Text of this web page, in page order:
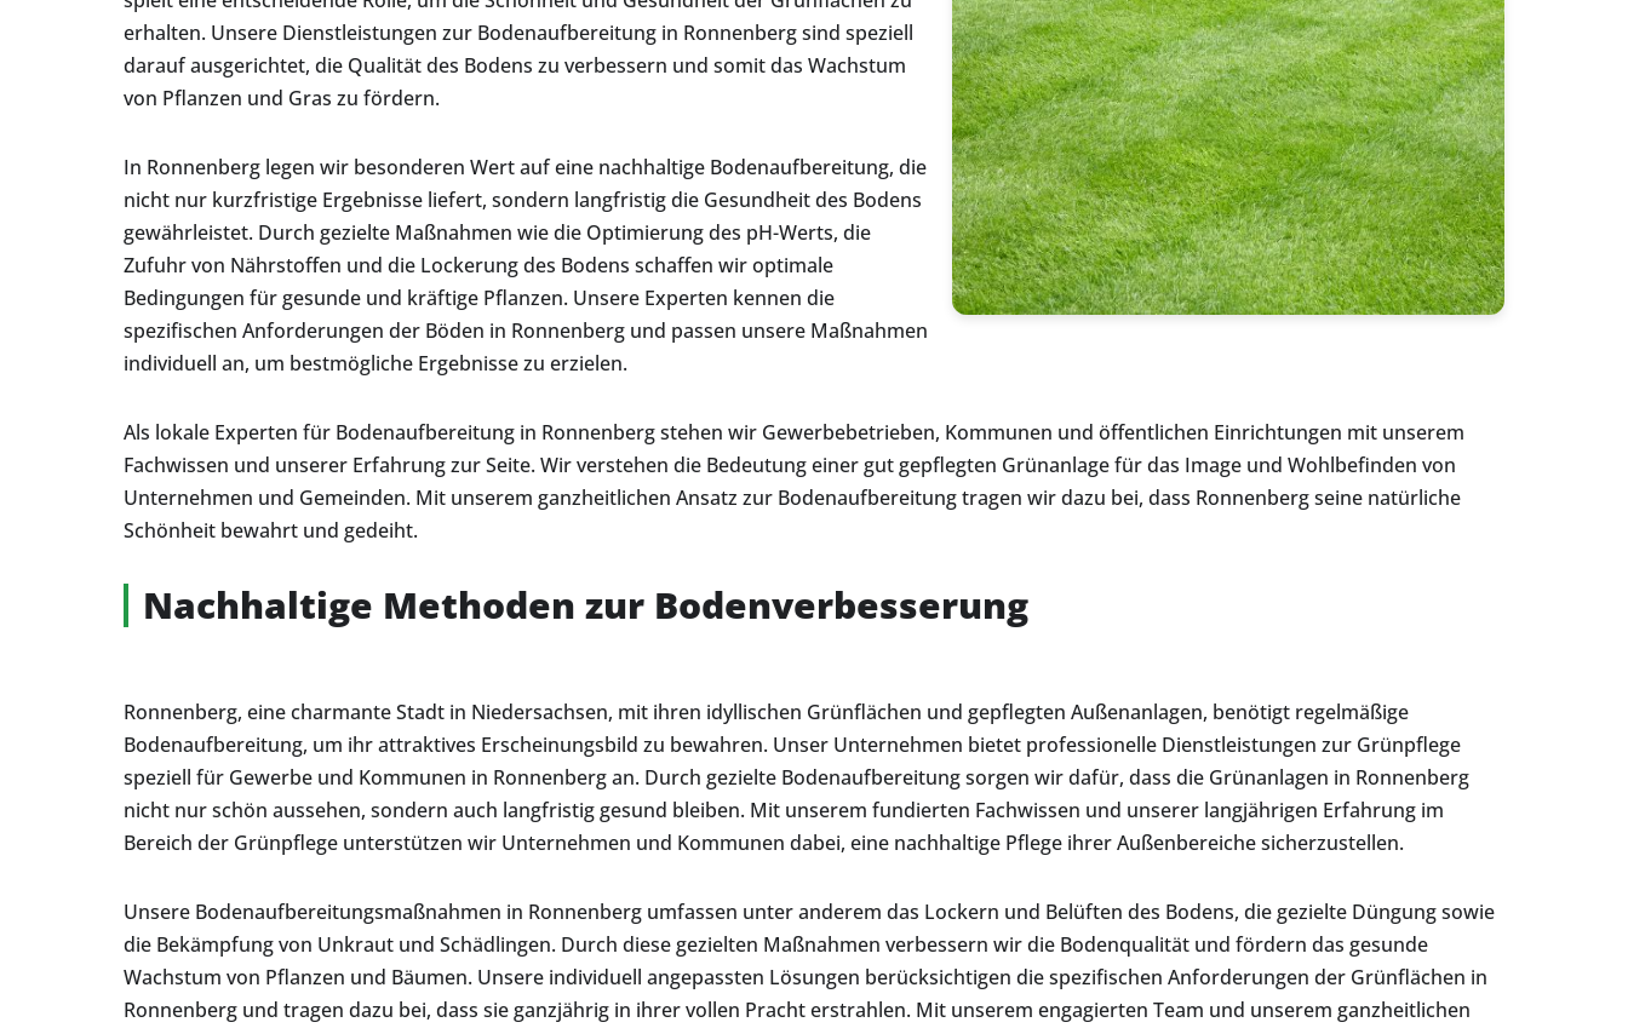
erhalten. Unsere Dienstleistungen zur Bodenaufbereitung in Ronnenberg sind speziell
darauf ausgerichtet, die Qualität des Bodens zu verbessern und somit das Wachstum
von Pflanzen und Gras zu fördern.
In Ronnenberg legen wir besonderen Wert auf eine nachhaltige Bodenaufbereitung, die
nicht nur kurzfristige Ergebnisse liefert, sondern langfristig die Gesundheit des Bodens
gewährleistet. Durch gezielte Maßnahmen wie die Optimierung des pH-Werts, die
Zufuhr von Nährstoffen und die Lockerung des Bodens schaffen wir optimale
Bedingungen für gesunde und kräftige Pflanzen. Unsere Experten kennen die
spezifischen Anforderungen der Böden in Ronnenberg und passen unsere Maßnahmen
individuell an, um bestmögliche Ergebnisse zu erzielen.
Als lokale Experten für Bodenaufbereitung in Ronnenberg stehen wir Gewerbebetrieben, Kommunen und öffentlichen Einrichtungen mit unserem
Fachwissen und unserer Erfahrung zur Seite. Wir verstehen die Bedeutung einer gut gepflegten Grünanlage für das Image und Wohlbefinden von
Unternehmen und Gemeinden. Mit unserem ganzheitlichen Ansatz zur Bodenaufbereitung tragen wir dazu bei, dass Ronnenberg seine natürliche
Schönheit bewahrt und gedeiht.
Nachhaltige Methoden zur Bodenverbesserung
Ronnenberg, eine charmante Stadt in Niedersachsen, mit ihren idyllischen Grünflächen und gepflegten Außenanlagen, benötigt regelmäßige
Bodenaufbereitung, um ihr attraktives Erscheinungsbild zu bewahren. Unser Unternehmen bietet professionelle Dienstleistungen zur Grünpflege
speziell für Gewerbe und Kommunen in Ronnenberg an. Durch gezielte Bodenaufbereitung sorgen wir dafür, dass die Grünanlagen in Ronnenberg
nicht nur schön aussehen, sondern auch langfristig gesund bleiben. Mit unserem fundierten Fachwissen und unserer langjährigen Erfahrung im
Bereich der Grünpflege unterstützen wir Unternehmen und Kommunen dabei, eine nachhaltige Pflege ihrer Außenbereiche sicherzustellen.
Unsere Bodenaufbereitungsmaßnahmen in Ronnenberg umfassen unter anderem das Lockern und Belüften des Bodens, die gezielte Düngung sowie
die Bekämpfung von Unkraut und Schädlingen. Durch diese gezielten Maßnahmen verbessern wir die Bodenqualität und fördern das gesunde
Wachstum von Pflanzen und Bäumen. Unsere individuell angepassten Lösungen berücksichtigen die spezifischen Anforderungen der Grünflächen in
Ronnenberg und tragen dazu bei, dass sie ganzjährig in ihrer vollen Pracht erstrahlen. Mit unserem engagierten Team und unserem ganzheitlichen